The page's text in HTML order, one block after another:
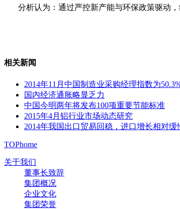
分析认为：通过严控新产能与环保政策驱动，
相关新闻
2014年11月中国制造业采购经理指数为
国内经济通胀略显乏力
中国今明两年将发布100项重要节能标准
2015年4月铝行业市场动态研究
2014年我国出口贸易回稳，进口增长相对缓
TOPhome
关于我们
董事长致辞
集团概况
企业文化
集团荣誉